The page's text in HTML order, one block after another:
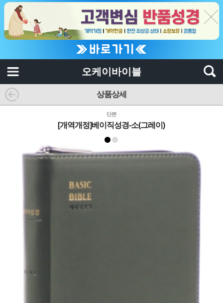
오케이바이블
상품상세
단본
[개역개정]베이직성경-소(그레이)